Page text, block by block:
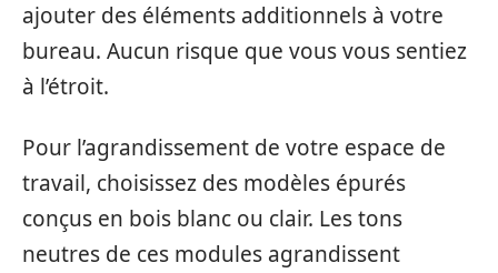
ajouter des éléments additionnels à votre
bureau. Aucun risque que vous vous sentiez
à l’étroit.
Pour l’agrandissement de votre espace de
travail, choisissez des modèles épurés
conçus en bois blanc ou clair. Les tons
neutres de ces modules agrandissent